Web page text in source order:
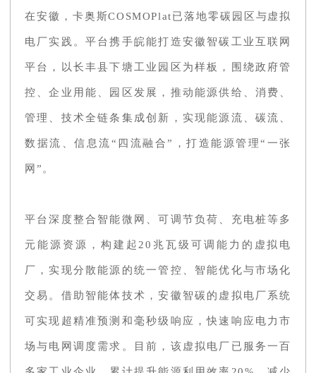
在安徽，卡奥斯COSMOPlat已落地零碳园区与虚拟
电厂实践。平台携手皖能打造安徽智碳工业互联网
平台，以长丰县下塘工业园区为样板，围绕政府管
控、企业用能、园区发展，推动能源供给、消费、
管理、技术全链条集成创新，实现能源流、碳流、
数据流、信息流“四流融合”，打造能源管理“一张
网”。
平台深度整合智能微网、可调节负荷、充电桩等多
元能源资源，构建起20兆瓦级可调能力的虚拟电
厂，实现分散能源的统一管控、智能优化与市场化
交易。借助智能体技术，安徽智碳的虚拟电厂系统
可实现超精准预测和毫秒级响应，快速响应电力市
场与电网调度需求。目前，该虚拟电厂已服务一百